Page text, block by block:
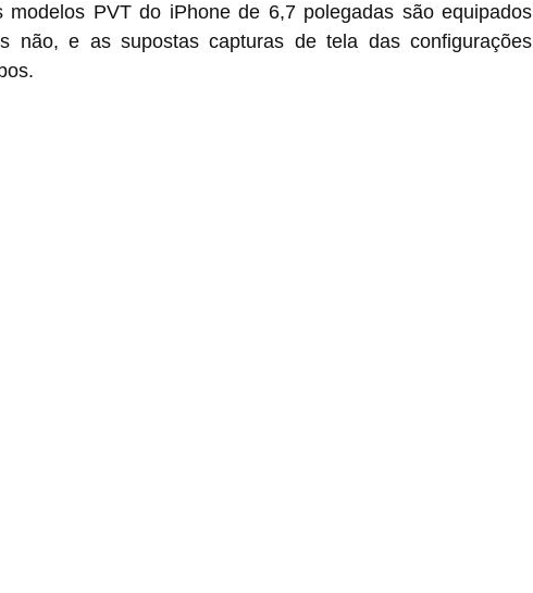
de 6,7 polegadas são equipados
não, e as supostas capturas de tela das configurações